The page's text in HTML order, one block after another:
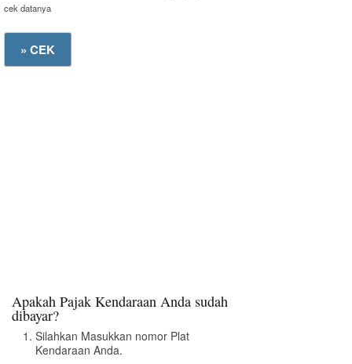
cek datanya
Apakah Pajak Kendaraan Anda sudah
dibayar?
Silahkan Masukkan nomor Plat
Kendaraan Anda.